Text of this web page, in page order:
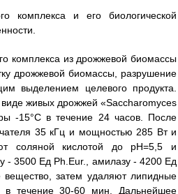
комплекса и его биологической
комплекса из дрожжевой биомассы
дрожжевой биомассы, разрушение
выделением целевого продукта.
живых дрожжей «Saccharomyces
-15°C в течение 24 часов. После
35 кГц и мощностью 285 Вт и
соляной кислотой до рН=5,5 и
- 3500 Ед Ph.Eur., амилазу - 4200 Ед
затем удаляют липидные
в течение 30-60 мин. Дальнейшее